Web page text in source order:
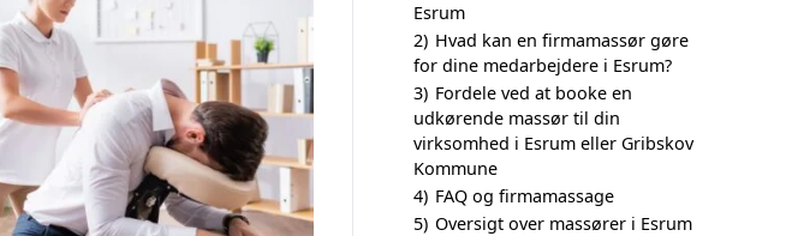
Esrum
2) Hvad kan en firmamassør gøre
for dine medarbejdere i Esrum?
3) Fordele ved at booke en
udkørende massør til din
virksomhed i Esrum eller Gribskov
Kommune
4) FAQ og firmamassage
5) Oversigt over massører i Esrum